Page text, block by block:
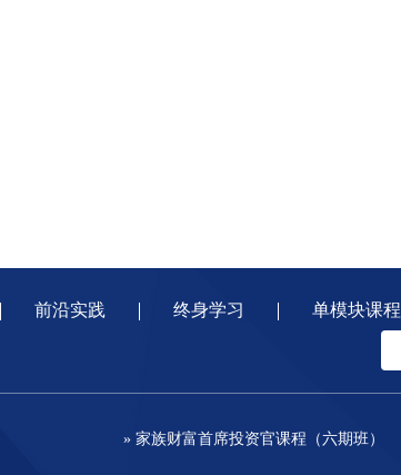
前沿实践 终身学习 单模块课程
» 家族财富首席投资官课程（六期班）